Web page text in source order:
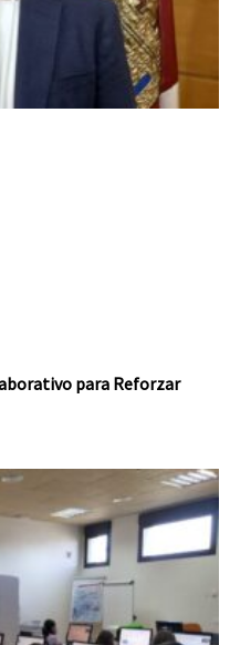
para Reforzar